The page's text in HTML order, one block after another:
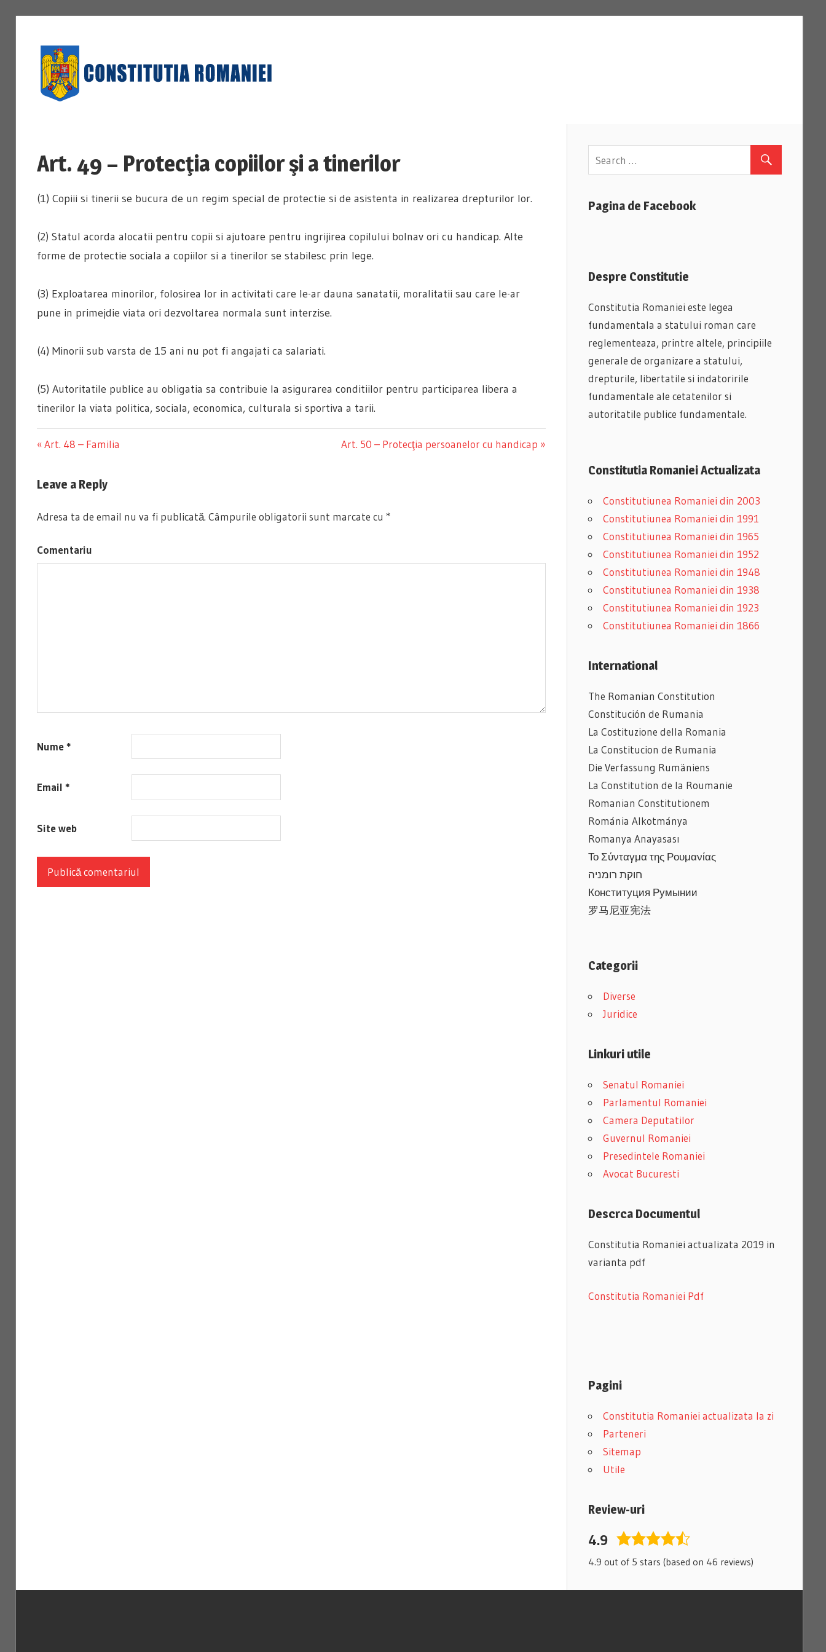
content
Art. 49 – Protecţia copiilor şi a tinerilor
(1) Copiii si tinerii se bucura de un regim special de protectie si de asistenta in realizarea drepturilor lor.
(2) Statul acorda alocatii pentru copii si ajutoare pentru ingrijirea copilului bolnav ori cu handicap. Alte
forme de protectie sociala a copiilor si a tinerilor se stabilesc prin lege.
(3) Exploatarea minorilor, folosirea lor in activitati care le-ar dauna sanatatii, moralitatii sau care le-ar
pune in primejdie viata ori dezvoltarea normala sunt interzise.
(4) Minorii sub varsta de 15 ani nu pot fi angajati ca salariati.
(5) Autoritatile publice au obligatia sa contribuie la asigurarea conditiilor pentru participarea libera a
tinerilor la viata politica, sociala, economica, culturala si sportiva a tarii.
în
articole
Previous
Art. 48 – Familia
Next
Art. 50 – Protecţia persoanelor cu handicap
Leave a Reply
Adresa ta de email nu va fi publicată. Câmpurile obligatorii sunt marcate cu *
Comentariu
Nume *
Email *
Site web
Pagina de Facebook
Despre Constitutie
Constitutia Romaniei este legea
fundamentala a statului roman care
reglementeaza, printre altele, principiile
generale de organizare a statului,
drepturile, libertatile si indatoririle
fundamentale ale cetatenilor si
autoritatile publice fundamentale.
Constitutia Romaniei Actualizata
Constitutiunea Romaniei din 2003
Constitutiunea Romaniei din 1991
Constitutiunea Romaniei din 1965
Constitutiunea Romaniei din 1952
Constitutiunea Romaniei din 1948
Constitutiunea Romaniei din 1938
Constitutiunea Romaniei din 1923
Constitutiunea Romaniei din 1866
International
The Romanian Constitution
Constitución de Rumania
La Costituzione della Romania
La Constitucion de Rumania
Die Verfassung Rumäniens
La Constitution de la Roumanie
Romanian Constitutionem
Románia Alkotmánya
Romanya Anayasası
Το Σύνταγμα της Ρουμανίας
חוקת רומניה
Конституция Румынии
罗马尼亚宪法
Categorii
Diverse
Juridice
Linkuri utile
Senatul Romaniei
Parlamentul Romaniei
Camera Deputatilor
Guvernul Romaniei
Presedintele Romaniei
Avocat Bucuresti
Descrca Documentul
Constitutia Romaniei actualizata 2019 in
varianta pdf
Constitutia Romaniei Pdf
Pagini
Constitutia Romaniei actualizata la zi
Parteneri
Sitemap
Utile
Review-uri
4.9
4,9
4.9 out of 5 stars (based on 46 reviews)